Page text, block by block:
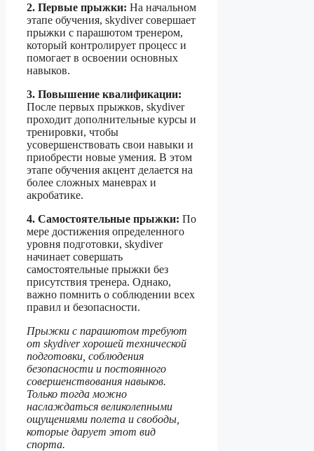
2. Первые прыжки: На начальном
этапе обучения, skydiver совершает
прыжки с парашютом тренером,
который контролирует процесс и
помогает в освоении основных
навыков.
3. Повышение квалификации:
После первых прыжков, skydiver
проходит дополнительные курсы и
тренировки, чтобы
усовершенствовать свои навыки и
приобрести новые умения. В этом
этапе обучения акцент делается на
более сложных маневрах и
акробатике.
4. Самостоятельные прыжки: По
мере достижения определенного
уровня подготовки, skydiver
начинает совершать
самостоятельные прыжки без
присутствия тренера. Однако,
важно помнить о соблюдении всех
правил и безопасности.
Прыжки с парашютом требуют
от skydiver хорошей технической
подготовки, соблюдения
безопасности и постоянного
совершенствования навыков.
Только тогда можно
наслаждаться великолепными
ощущениями полета и свободы,
которые дарует этот вид
спорта.